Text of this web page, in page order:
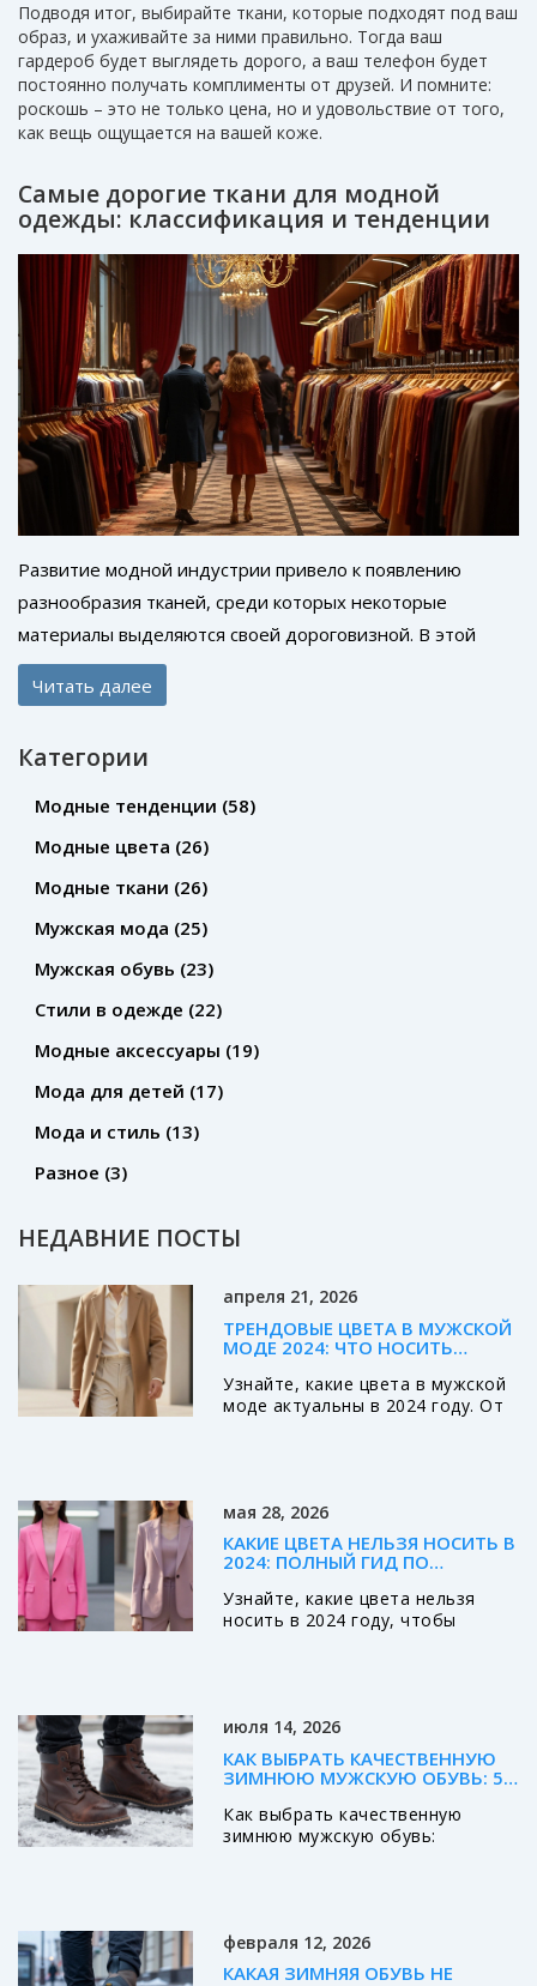
Подводя итог, выбирайте ткани, которые подходят под ваш
образ, и ухаживайте за ними правильно. Тогда ваш
гардероб будет выглядеть дорого, а ваш телефон будет
постоянно получать комплименты от друзей. И помните:
роскошь – это не только цена, но и удовольствие от того,
как вещь ощущается на вашей коже.
Самые дорогие ткани для модной
одежды: классификация и тенденции
Развитие модной индустрии привело к появлению
разнообразия тканей, среди которых некоторые
материалы выделяются своей дороговизной. В этой
статье мы рассмотрим, какие именно ткани считаются
самыми премиальными, что делает их такими
тенденции появляются в мире роскошных материалов.
Полное руководство для тех, кто интересуется модой и
использованием редких и эксклюзивных тканей.
Читать далее
Категории
Модные тенденции (58)
Модные цвета (26)
Модные ткани (26)
Мужская мода (25)
Мужская обувь (23)
Стили в одежде (22)
Модные аксессуары (19)
Мода для детей (17)
Мода и стиль (13)
Разное (3)
НЕДАВНИЕ ПОСТЫ
апреля 21, 2026
ТРЕНДОВЫЕ ЦВЕТА В МУЖСКОЙ
МОДЕ 2024: ЧТО НОСИТЬ
Узнайте, какие цвета в мужской
моде актуальны в 2024 году. От
мая 28, 2026
КАКИЕ ЦВЕТА НЕЛЬЗЯ НОСИТЬ В
2024: ПОЛНЫЙ ГИД ПО
Узнайте, какие цвета нельзя
носить в 2024 году, чтобы
июля 14, 2026
КАК ВЫБРАТЬ КАЧЕСТВЕННУЮ
ЗИМНЮЮ МУЖСКУЮ ОБУВЬ: 5
Как выбрать качественную
зимнюю мужскую обувь:
февраля 12, 2026
КАКАЯ ЗИМНЯЯ ОБУВЬ НЕ